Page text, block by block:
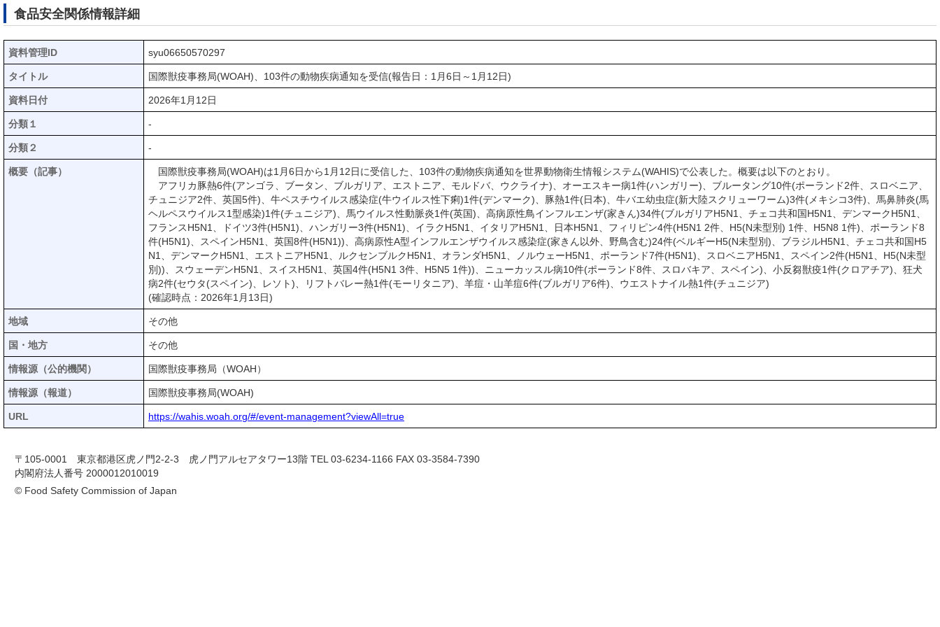
食品安全関係情報詳細
資料管理ID syu06650570297
タイトル 国際獣疫事務局(WOAH)、103件の動物疾病通知を受信(報告日：1月6日～1月12日)
資料日付 2026年1月12日
分類１ -
分類２ -
概要（記事）
国際獣疫事務局(WOAH)は1月6日から1月12日に受信した、103件の動物疾病通知を世界動物衛生情報システム(WAHIS)で公表した。概要は以下のとおり。
アフリカ豚熱6件(アンゴラ、ブータン、ブルガリア、エストニア、モルドバ、ウクライナ)、オーエスキー病1件(ハンガリー)、ブルータング10件(ポーランド2件、スロベニア、
チュニジア2件、英国5件)、牛ペスチウイルス感染症(牛ウイルス性下痢)1件(デンマーク)、豚熱1件(日本)、牛バエ幼虫症(新大陸スクリューワーム)3件(メキシコ3件)、馬鼻肺炎(馬
ヘルペスウイルス1型感染)1件(チュニジア)、馬ウイルス性動脈炎1件(英国)、高病原性鳥インフルエンザ(家きん)34件(ブルガリアH5N1、チェコ共和国H5N1、デンマークH5N1、
フランスH5N1、ドイツ3件(H5N1)、ハンガリー3件(H5N1)、イラクH5N1、イタリアH5N1、日本H5N1、フィリピン4件(H5N1 2件、H5(N未型別) 1件、H5N8 1件)、ポーランド8
件(H5N1)、スペインH5N1、英国8件(H5N1))、高病原性A型インフルエンザウイルス感染症(家きん以外、野鳥含む)24件(ベルギーH5(N未型別)、ブラジルH5N1、チェコ共和国H5
N1、デンマークH5N1、エストニアH5N1、ルクセンブルクH5N1、オランダH5N1、ノルウェーH5N1、ポーランド7件(H5N1)、スロベニアH5N1、スペイン2件(H5N1、H5(N未型
別))、スウェーデンH5N1、スイスH5N1、英国4件(H5N1 3件、H5N5 1件))、ニューカッスル病10件(ポーランド8件、スロバキア、スペイン)、小反芻獣疫1件(クロアチア)、狂犬
病2件(セウタ(スペイン)、レソト)、リフトバレー熱1件(モーリタニア)、羊痘・山羊痘6件(ブルガリア6件)、ウエストナイル熱1件(チュニジア)
(確認時点：2026年1月13日)
地域 その他
国・地方 その他
情報源（公的機関） 国際獣疫事務局（WOAH）
情報源（報道） 国際獣疫事務局(WOAH)
URL https://wahis.woah.org/#/event-management?viewAll=true
〒105-0001 東京都港区虎ノ門2-2-3 虎ノ門アルセアタワー13階 TEL 03-6234-1166 FAX 03-3584-7390
内閣府法人番号 2000012010019
© Food Safety Commission of Japan